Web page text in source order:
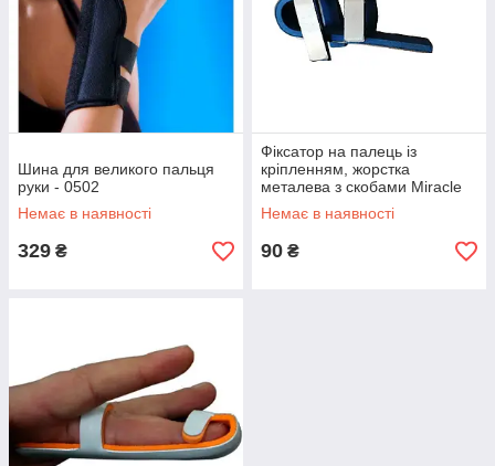
Шина для великого пальця
руки - 0502
Немає в наявності
329 ₴
Фіксатор на палець із
кріпленням, жорстка
металева з скобами Miracle
Немає в наявності
90 ₴